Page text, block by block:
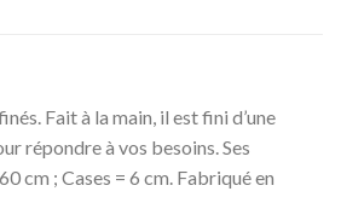
Fait à la main, il est fini d’une
répondre à vos besoins. Ses
cm ; Cases = 6 cm. Fabriqué en